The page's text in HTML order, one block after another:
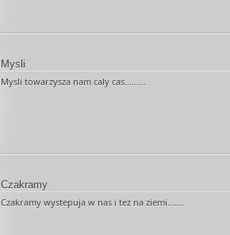
Mysli
Mysli towarzysza nam caly cas.........
Czakramy
Czakramy wystepuja w nas i tez na ziemi.......